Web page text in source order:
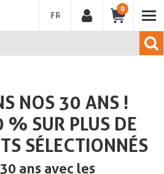
FRANÇAIS
0
NOS 30 ANS !
% SUR PLUS DE
SÉLECTIONNÉS
ans avec les